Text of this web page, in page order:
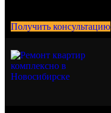
Получить консультацию